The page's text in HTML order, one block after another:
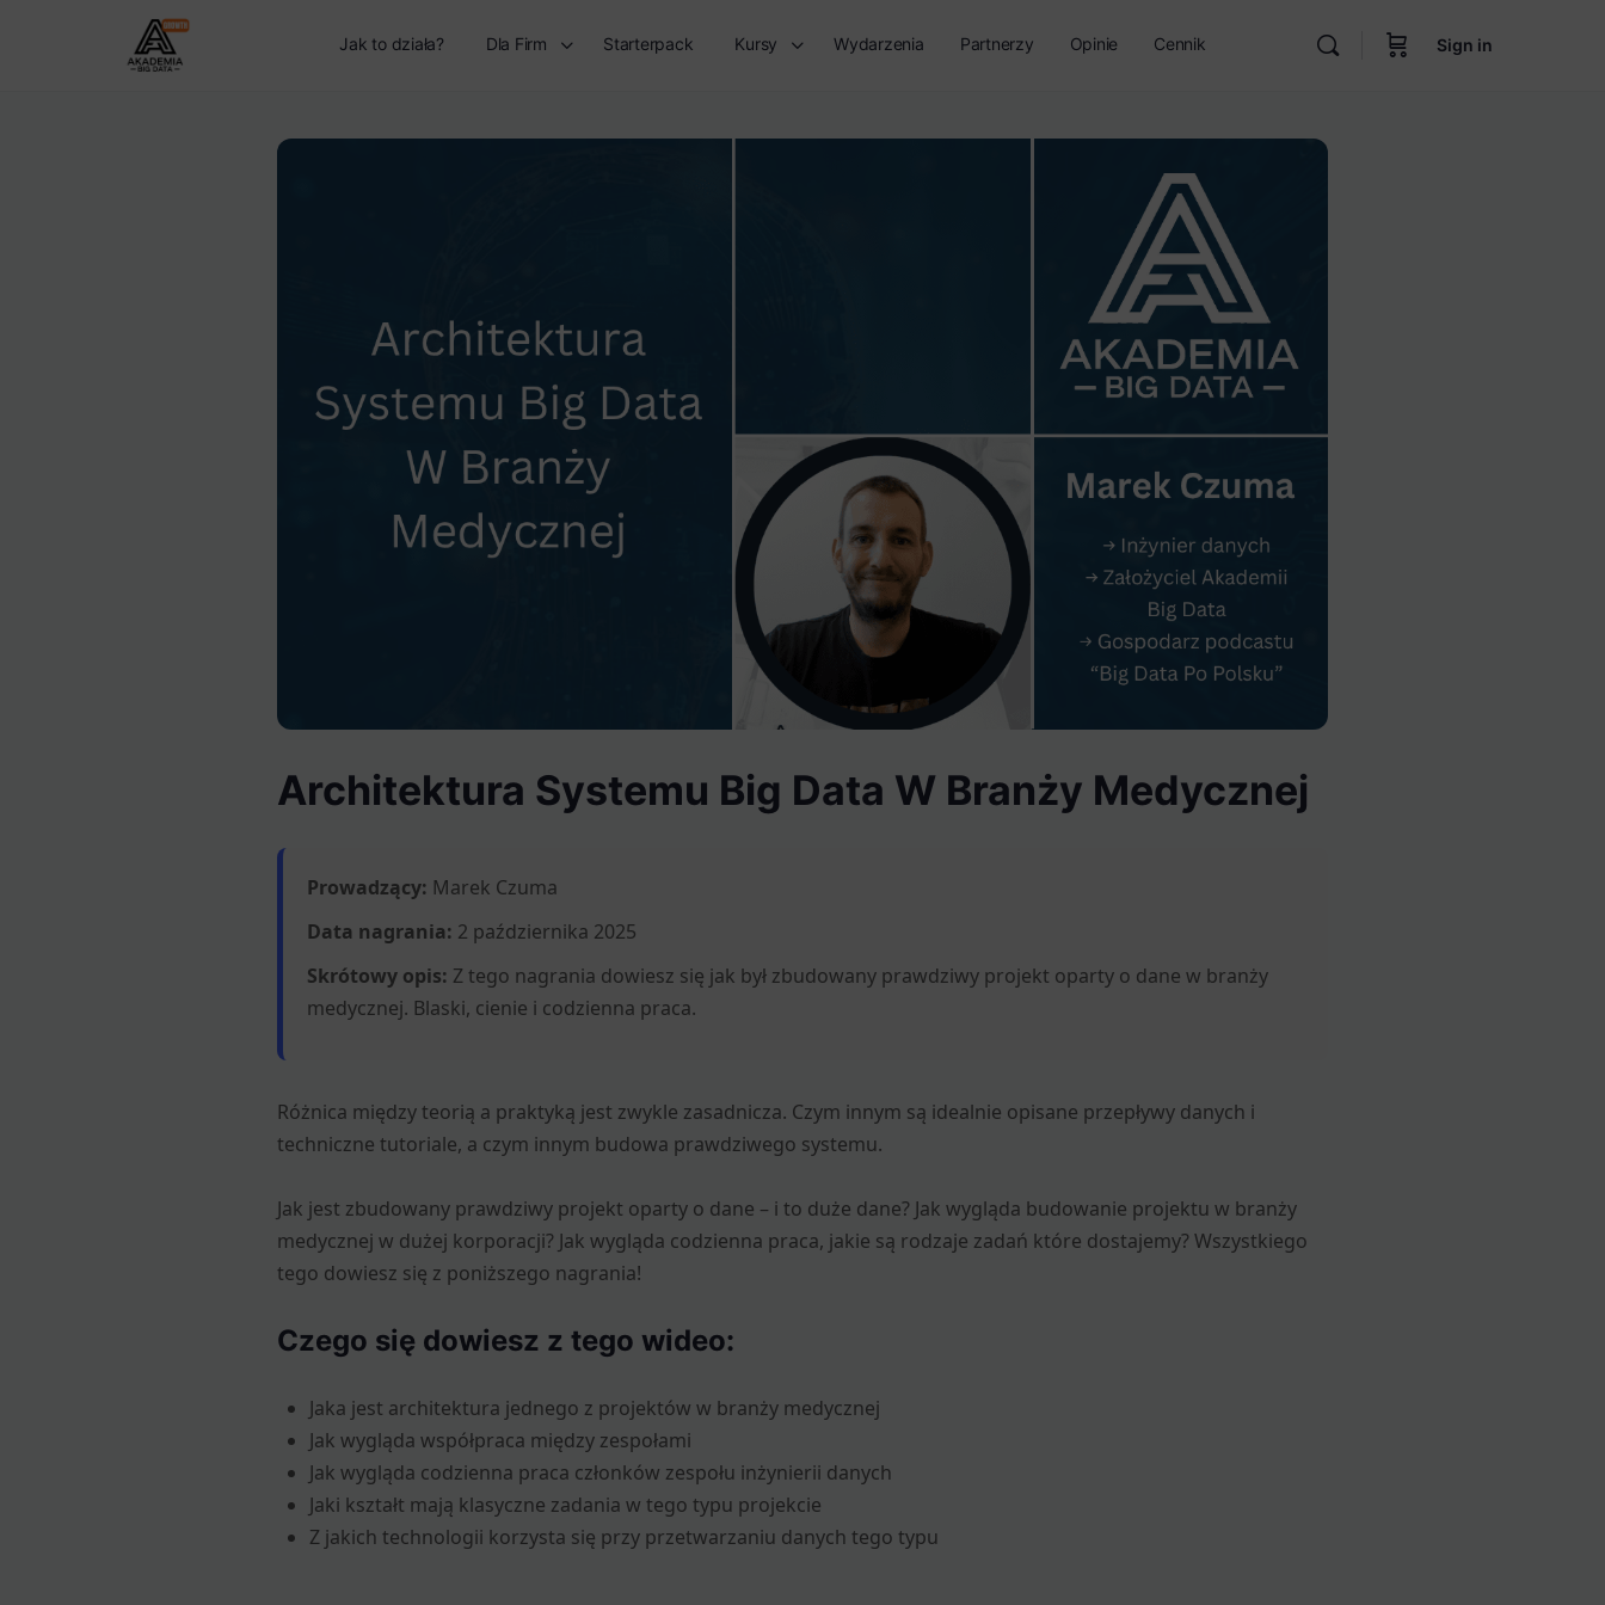
Jak to działa? Dla Firm Starterpack Kursy Wydarzenia Partnerzy Opinie Cennik Sign in
Architektura Systemu Big Data W Branży Medycznej
Prowadzący: Marek Czuma
Data nagrania: 2 października 2025
Skrótowy opis: Z tego nagrania dowiesz się jak był zbudowany prawdziwy projekt oparty o dane w branży
medycznej. Blaski, cienie i codzienna praca.
Różnica między teorią a praktyką jest zwykle zasadnicza. Czym innym są idealnie opisane przepływy danych i
techniczne tutoriale, a czym innym budowa prawdziwego systemu.
Jak jest zbudowany prawdziwy projekt oparty o dane – i to duże dane? Jak wygląda budowanie projektu w branży
medycznej w dużej korporacji? Jak wygląda codzienna praca, jakie są rodzaje zadań które dostajemy? Wszystkiego
tego dowiesz się z poniższego nagrania!
Czego się dowiesz z tego wideo:
Jaka jest architektura jednego z projektów w branży medycznej
Jak wygląda współpraca między zespołami
Jak wygląda codzienna praca członków zespołu inżynierii danych
Jaki kształt mają klasyczne zadania w tego typu projekcie
Z jakich technologii korzysta się przy przetwarzaniu danych tego typu